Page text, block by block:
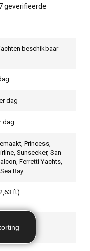
geverifieerde
beschikbaar
dag
dag
Princess,
Sunseeker, San
Ferretti Yachts,
Ray
ft)